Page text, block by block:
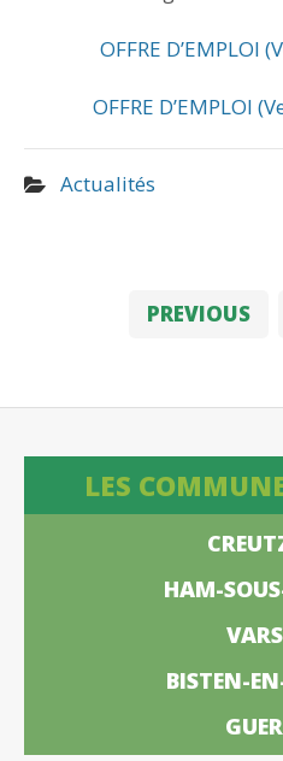
OFFRE D’EMPLOI
OFFRE D’EMPLOI
Actualités
PREVIOUS
LES
HAM-
BISTEN-